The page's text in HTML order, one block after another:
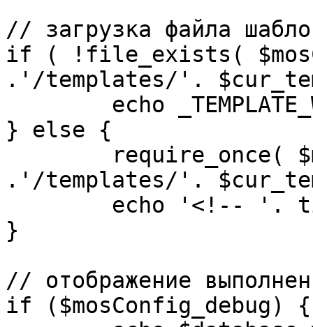
// загрузка файла
if ( !file_exists(
.'/templates/'.
} else {
.'/templates/'.
}
// отображение
if ($mosConfig_debug) {